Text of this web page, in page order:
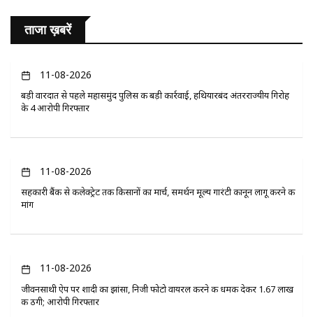
ताजा ख़बरें
11-08-2026
बड़ी वारदात से पहले महासमुंद पुलिस की बड़ी कार्रवाई, हथियारबंद अंतरराज्यीय गिरोह
के 4 आरोपी गिरफ्तार
11-08-2026
सहकारी बैंक से कलेक्ट्रेट तक किसानों का मार्च, समर्थन मूल्य गारंटी कानून लागू करने की
मांग
11-08-2026
जीवनसाथी ऐप पर शादी का झांसा, निजी फोटो वायरल करने की धमकी देकर 1.67 लाख
की ठगी; आरोपी गिरफ्तार